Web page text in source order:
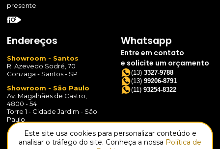
Este site usa cookies para personalizar conteúdo e
analisar o tráfego do site. Conheça a nossa Política de
presente
Endereços
Showroom - Santos
R. Azevedo Sodré, 70
Gonzaga - Santos - SP
Showroom - São Paulo
Av. Magalhães de Castro,
4800 - 54
Torre 1 - Cidade Jardim - São
Paulo
Centro de Tecnologia
Av. Afonso Pena, 515 - 54
Whatsapp
Entre em contato
e solicite um orçamento
(13) 3327-9788
(13) 99206-8791
(11) 93254-8322